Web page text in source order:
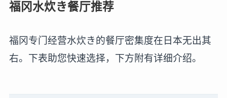
福冈水炊き餐厅推荐
福冈专门经营水炊き的餐厅密集度在日本无出其
右。下表助您快速选择，下方附有详细介绍。